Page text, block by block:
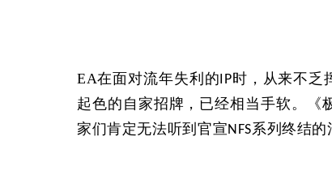
EA在面对流年失利的 IP时，从来不乏
起色的自家招牌，已经相当手软。《
家们肯定无法听到官宣NFS系列终结的